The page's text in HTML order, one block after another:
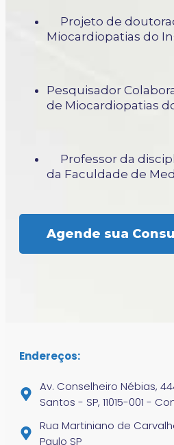
Projeto de
Miocardiopatias do
Pesquisador
de Miocardiopatias
Professor da
da Faculdade de
Agende sua
Endereços:
Av. Conselheiro Nébias,
Santos - SP, 11015-001 -
Rua Martiniano de
Paulo SP